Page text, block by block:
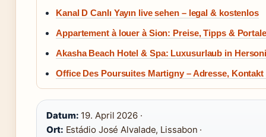
Kanal D Canlı Yayın live sehen – legal & kostenlos
Appartement à louer à Sion: Preise, Tipps & Portale
Akasha Beach Hotel & Spa: Luxusurlaub in
Office Des Poursuites Martigny – Adresse,
Datum: 19. April 2026 ·
Ort: Estádio José Alvalade, Lissabon ·